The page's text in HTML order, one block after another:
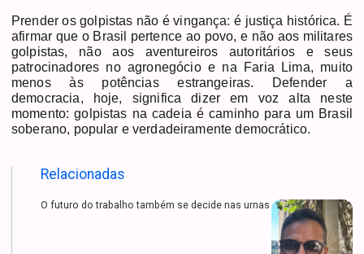
Prender os golpistas não é vingança: é justiça histórica. É
afirmar que o Brasil pertence ao povo, e não aos militares
golpistas, não aos aventureiros autoritários e seus
patrocinadores no agronegócio e na Faria Lima, muito
menos às potências estrangeiras. Defender a
democracia, hoje, significa dizer em voz alta neste
momento: golpistas na cadeia é caminho para um Brasil
soberano, popular e verdadeiramente democrático.
Relacionadas
O futuro do trabalho também se decide nas urnas